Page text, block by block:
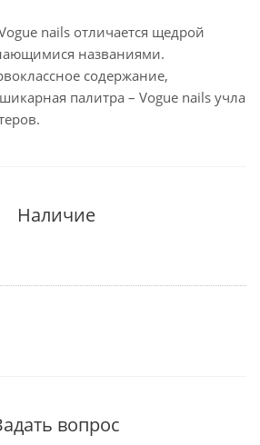
nails отличается щедрой
названиями.
содержание,
палитра – Vogue nails учла
Наличие
вопрос